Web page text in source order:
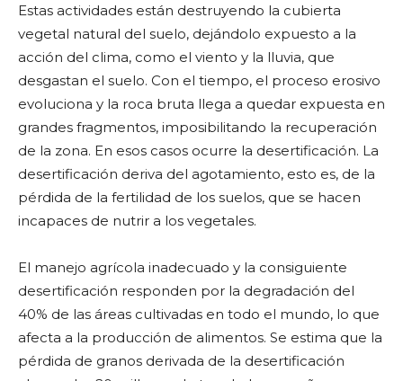
Estas actividades están destruyendo la cubierta
vegetal natural del suelo, dejándolo expuesto a la
acción del clima, como el viento y la lluvia, que
desgastan el suelo. Con el tiempo, el proceso erosivo
evoluciona y la roca bruta llega a quedar expuesta en
grandes fragmentos, imposibilitando la recuperación
de la zona. En esos casos ocurre la desertificación. La
desertificación deriva del agotamiento, esto es, de la
pérdida de la fertilidad de los suelos, que se hacen
incapaces de nutrir a los vegetales.
El manejo agrícola inadecuado y la consiguiente
desertificación responden por la degradación del
40% de las áreas cultivadas en todo el mundo, lo que
afecta a la producción de alimentos. Se estima que la
pérdida de granos derivada de la desertificación